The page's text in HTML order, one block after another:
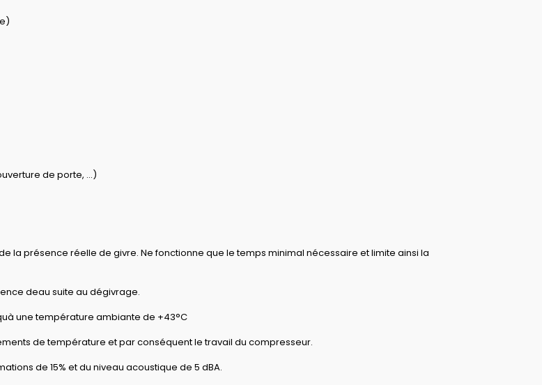
de porte, ...)
la présence réelle de givre. Ne fonctionne que le temps minimal nécessaire et limite ainsi la
deau suite au dégivrage.
une température ambiante de +43°C
de température et par conséquent le travail du compresseur.
de 15% et du niveau acoustique de 5 dBA.